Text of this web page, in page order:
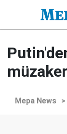
Mepa News >